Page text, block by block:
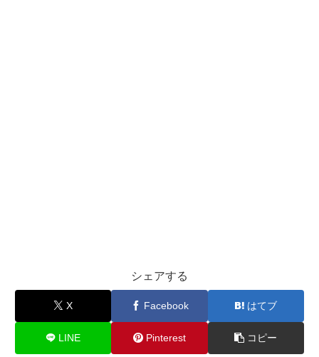
シェアする
X Facebook はてブ
LINE Pinterest コピー